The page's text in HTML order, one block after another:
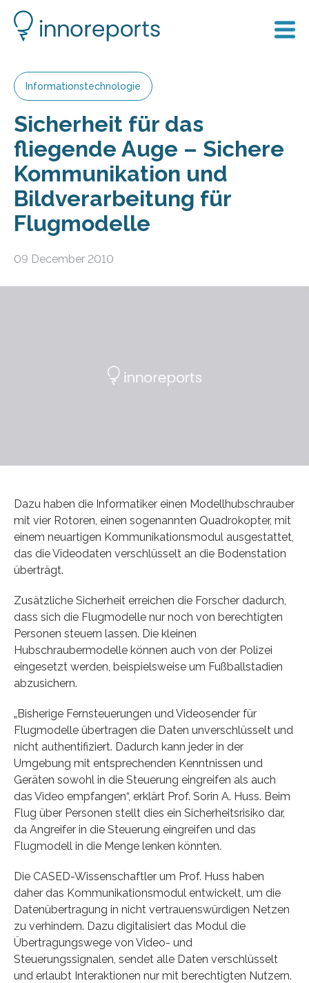
Informationstechnologie
Sicherheit für das
fliegende Auge – Sichere
Kommunikation und
Bildverarbeitung für
Flugmodelle
09 December 2010
Dazu haben die Informatiker einen Modellhubschrauber
mit vier Rotoren, einen sogenannten Quadrokopter, mit
einem neuartigen Kommunikationsmodul ausgestattet,
das die Videodaten verschlüsselt an die Bodenstation
überträgt.
Zusätzliche Sicherheit erreichen die Forscher dadurch,
dass sich die Flugmodelle nur noch von berechtigten
Personen steuern lassen. Die kleinen
Hubschraubermodelle können auch von der Polizei
eingesetzt werden, beispielsweise um Fußballstadien
abzusichern.
„Bisherige Fernsteuerungen und Videosender für
Flugmodelle übertragen die Daten unverschlüsselt und
nicht authentifiziert. Dadurch kann jeder in der
Umgebung mit entsprechenden Kenntnissen und
Geräten sowohl in die Steuerung eingreifen als auch
das Video empfangen“, erklärt Prof. Sorin A. Huss. Beim
Flug über Personen stellt dies ein Sicherheitsrisiko dar,
da Angreifer in die Steuerung eingreifen und das
Flugmodell in die Menge lenken könnten.
Die CASED-Wissenschaftler um Prof. Huss haben
daher das Kommunikationsmodul entwickelt, um die
Datenübertragung in nicht vertrauenswürdigen Netzen
zu verhindern. Dazu digitalisiert das Modul die
Übertragungswege von Video- und
Steuerungssignalen, sendet alle Daten verschlüsselt
und erlaubt Interaktionen nur mit berechtigten Nutzern.